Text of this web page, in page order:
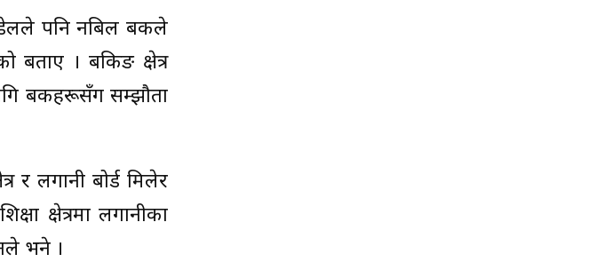
पनि नबिल बैंकले
बताए । बैंकिङ क्षेत्र
बैंकहरूसँग सम्झौता
र लगानी बोर्ड मिलेर
क्षेत्रमा लगानीका
भने ।